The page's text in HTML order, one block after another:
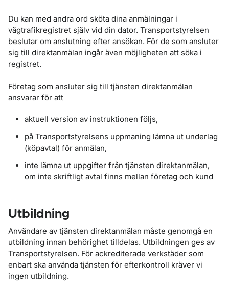
Du kan med andra ord sköta dina anmälningar i
vägtrafikregistret själv vid din dator. Transportstyrelsen
beslutar om anslutning efter ansökan. För de som ansluter
sig till direktanmälan ingår även möjligheten att söka i
registret.
Företag som ansluter sig till tjänsten direktanmälan
ansvarar för att
aktuell version av instruktionen följs,
på Transportstyrelsens uppmaning lämna ut underlag
(köpavtal) för anmälan,
inte lämna ut uppgifter från tjänsten direktanmälan,
om inte skriftligt avtal finns mellan företag och kund
Utbildning
Användare av tjänsten direktanmälan måste genomgå en
utbildning innan behörighet tilldelas. Utbildningen ges av
Transportstyrelsen. För ackrediterade verkstäder som
enbart ska använda tjänsten för efterkontroll kräver vi
ingen utbildning.